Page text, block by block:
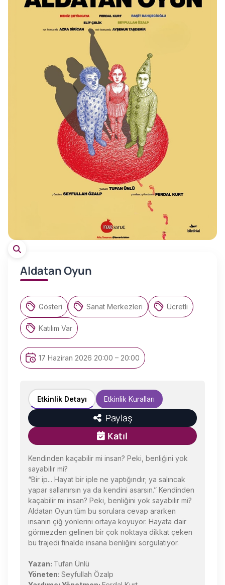
Aldatan Oyun
Gösteri Sanat Merkezleri Ücretli
Katılım Var
17 Haziran 2026 20:00 – 20:00
Etkinlik Detayı Etkinlik Kuralları
Paylaş
Katıl
Kendinden kaçabilir mi insan? Peki, benliğini yok
sayabilir mi?
“Bir ip... Hayat bir iple ne yaptığındır; ya salıncak
yapar sallanırsın ya da kendini asarsın.” Kendinden
kaçabilir mi insan? Peki, benliğini yok sayabilir mi?
Aldatan Oyun tüm bu sorulara cevap ararken
insanın çiğ yönlerini ortaya koyuyor. Hayata dair
görmezden gelinen bir çok noktaya dikkat çeken
bu trajedi finalde insana benliğini sorgulatıyor.
Yazan: Tufan Ünlü
Yöneten: Seyfullah Özalp